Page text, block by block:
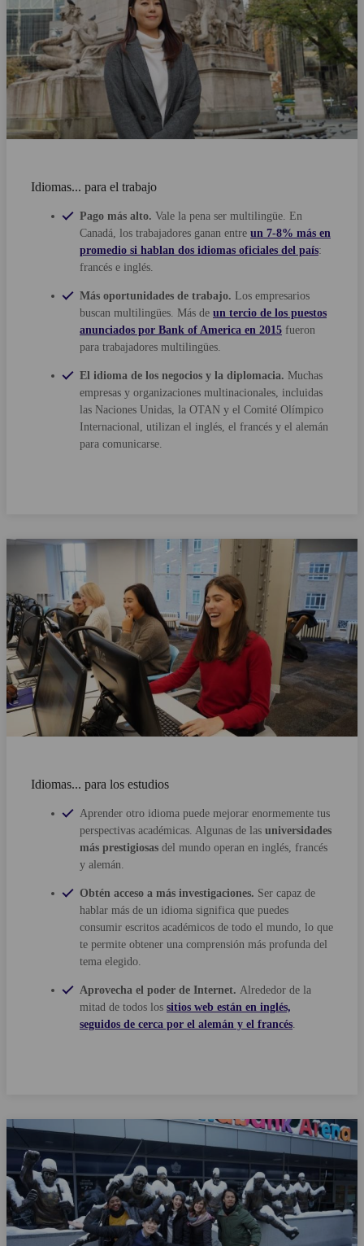
Idiomas... para el trabajo
Pago más alto. Vale la pena ser multilingüe. En
Canadá, los trabajadores ganan entre un 7-8% más en
promedio si hablan dos idiomas oficiales del país:
francés e inglés.
Más oportunidades de trabajo. Los empresarios
buscan multilingües. Más de un tercio de los puestos
anunciados por Bank of America en 2015 fueron
para trabajadores multilingües.
El idioma de los negocios y la diplomacia. Muchas
empresas y organizaciones multinacionales, incluidas
las Naciones Unidas, la OTAN y el Comité Olímpico
Internacional, utilizan el inglés, el francés y el alemán
para comunicarse.
Idiomas... para los estudios
Aprender otro idioma puede mejorar enormemente tus
perspectivas académicas. Algunas de las universidades
más prestigiosas del mundo operan en inglés, francés
y alemán.
Obtén acceso a más investigaciones. Ser capaz de
hablar más de un idioma significa que puedes
consumir escritos académicos de todo el mundo, lo que
te permite obtener una comprensión más profunda del
tema elegido.
Aprovecha el poder de Internet. Alrededor de la
mitad de todos los sitios web están en inglés,
seguidos de cerca por el alemán y el francés.